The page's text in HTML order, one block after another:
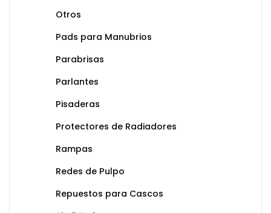
Otros
Pads para Manubrios
Parabrisas
Parlantes
Pisaderas
Protectores de Radiadores
Rampas
Redes de Pulpo
Repuestos para Cascos